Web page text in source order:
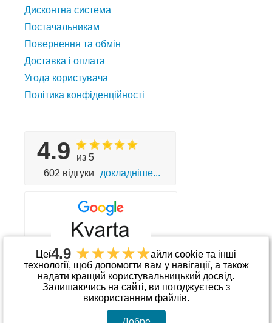
Цей сайт використовує файли cookie та інші
технології, щоб допомогти вам у навігації, а також
надати кращий користувальницький досвід.
Залишаючись на сайті, ви погоджуєтесь з
використанням файлів.
Дисконтна система
Постачальникам
Повернення та обмін
Доставка і оплата
Угода користувача
Політика конфіденційності
4.9
из 5
602 відгуки
докладніше...
4.9
Приймаємо до оплати